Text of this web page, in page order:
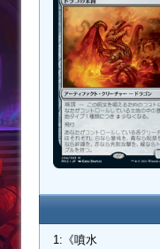
1:《噴水